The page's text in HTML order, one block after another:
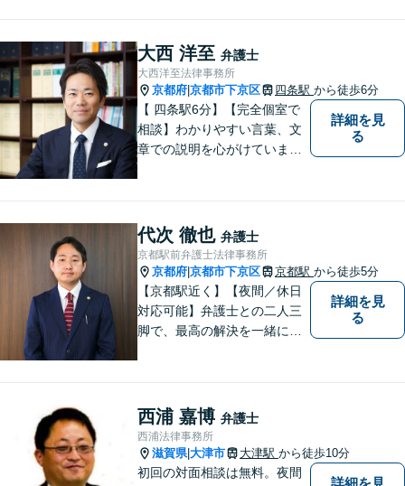
寧をモットーとして全力でそ
の解決にあたります。どんな
に困難でも、常に明るく、前
向きな気持ちをもって、ご依
頼者様とともにより良い解決
を目指します。
大西 洋至 弁護士
大西洋至法律事務所
京都府 京都市下京区 四条駅 から徒歩6分
【 四条駅6分】【完全個室で
相談】わかりやすい言葉、文
章での説明を心がけていま
気軽にご相談下さい。
詳細を見
る
代次 徹也 弁護士
京都駅前弁護士法律事務所
京都府 京都市下京区 京都駅 から徒歩5分
【京都駅近く】【夜間／休日
対応可能】弁護士との二人三
脚で、最高の解決を一緒に目
可能です。【地域に根ざした
弁護士】まずは当事務所の無
料法律相談をご体験くださ
い。
詳細を見
る
西浦 嘉博 弁護士
西浦法律事務所
滋賀県|大津市 大津駅 から徒歩10分
初回の対面相談は無料。夜間
詳細を見